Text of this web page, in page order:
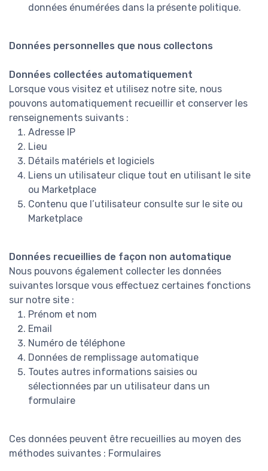
données énumérées dans la présente politique.
Données personnelles que nous collectons
Données collectées automatiquement
Lorsque vous visitez et utilisez notre site, nous
pouvons automatiquement recueillir et conserver les
renseignements suivants :
Adresse IP
Lieu
Détails matériels et logiciels
Liens un utilisateur clique tout en utilisant le site
ou Marketplace
Contenu que l’utilisateur consulte sur le site ou
Marketplace
Données recueillies de façon non automatique
Nous pouvons également collecter les données
suivantes lorsque vous effectuez certaines fonctions
sur notre site :
Prénom et nom
Email
Numéro de téléphone
Données de remplissage automatique
Toutes autres informations saisies ou
sélectionnées par un utilisateur dans un
formulaire
Ces données peuvent être recueillies au moyen des
méthodes suivantes : Formulaires